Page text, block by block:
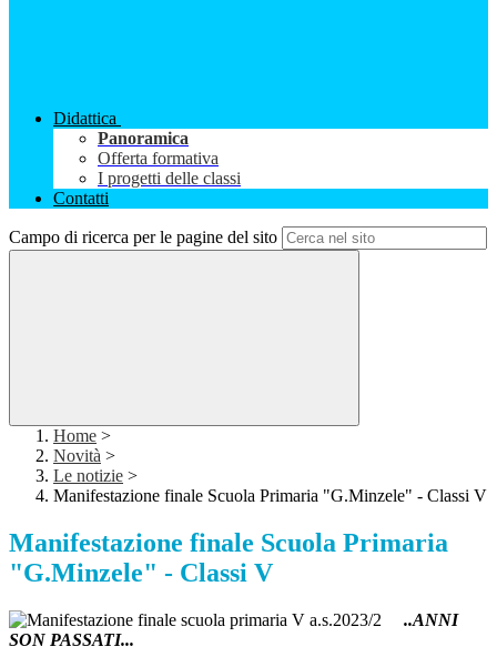
Didattica
Panoramica
Offerta formativa
I progetti delle classi
Contatti
Campo di ricerca per le pagine del sito
Home >
Novità >
Le notizie >
Manifestazione finale Scuola Primaria "G.Minzele" - Classi V
Manifestazione finale Scuola Primaria
"G.Minzele" - Classi V
..ANNI
SON PASSATI...